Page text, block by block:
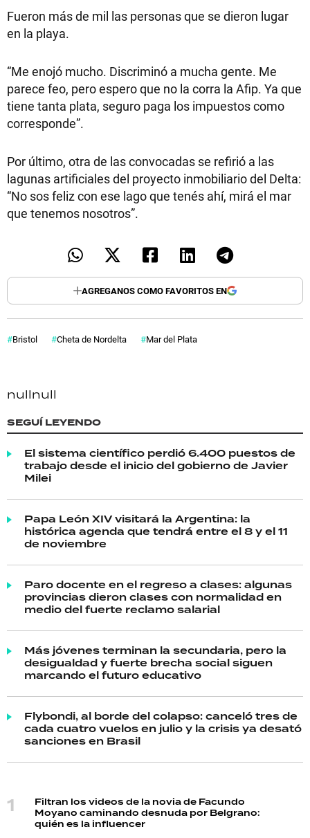
Fueron más de mil las personas que se dieron lugar
en la playa.
“Me enojó mucho. Discriminó a mucha gente. Me
parece feo, pero espero que no la corra la Afip. Ya que
tiene tanta plata, seguro paga los impuestos como
corresponde”.
Por último, otra de las convocadas se refirió a las
lagunas artificiales del proyecto inmobiliario del Delta:
“No sos feliz con ese lago que tenés ahí, mirá el mar
que tenemos nosotros”.
AGREGANOS COMO FAVORITOS EN
Bristol Cheta de Nordelta Mar del Plata
nullnull
SEGUÍ LEYENDO
El sistema científico perdió 6.400 puestos de
trabajo desde el inicio del gobierno de Javier
Milei
Papa León XIV visitará la Argentina: la
histórica agenda que tendrá entre el 8 y el 11
de noviembre
Paro docente en el regreso a clases: algunas
provincias dieron clases con normalidad en
medio del fuerte reclamo salarial
Más jóvenes terminan la secundaria, pero la
desigualdad y fuerte brecha social siguen
marcando el futuro educativo
Flybondi, al borde del colapso: canceló tres de
cada cuatro vuelos en julio y la crisis ya desató
sanciones en Brasil
Filtran los videos de la novia de Facundo
Moyano caminando desnuda por Belgrano:
quién es la influencer